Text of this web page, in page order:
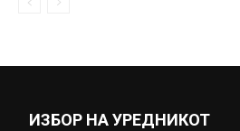
ИЗБОР НА УРЕДНИКОТ